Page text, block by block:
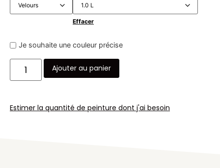
Effacer
Je souhaite une couleur précise
Ajouter au panier
Estimer la quantité de peinture dont j'ai besoin